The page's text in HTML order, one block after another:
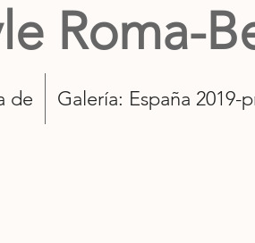
Roma-
de Galería: España 2019-